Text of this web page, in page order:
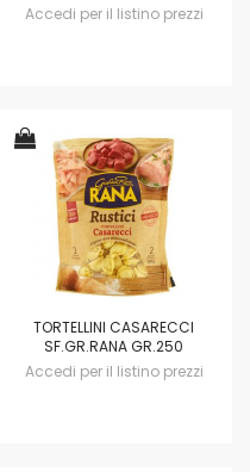
Accedi per il listino prezzi
TORTELLINI CASARECCI
SF.GR.RANA GR.250
Accedi per il listino prezzi